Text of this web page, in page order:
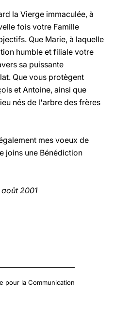
la Vierge immaculée, à
fois votre Famille
Que Marie, à laquelle
humble et filiale votre
sa puissante
Que vous protègent
et Antoine, ainsi que
nés de l'arbre des frères
mes voeux de
joins une Bénédiction
2001
pour la Communication